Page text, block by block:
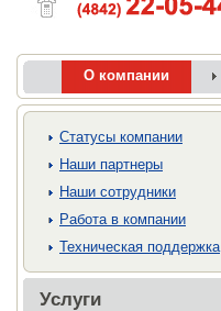
О компании
Cтатусы компании
Наши партнеры
Наши сотрудники
Работа в компании
Техническая поддержка
Услуги